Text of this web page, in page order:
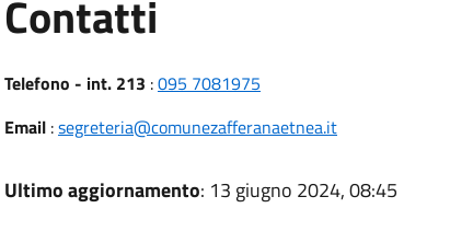
Contatti
Telefono - int. 213 :095 7081975
Email:segreteria@comunezafferanaetnea.it
Ultimo aggiornamento: 13 giugno 2024, 08:45